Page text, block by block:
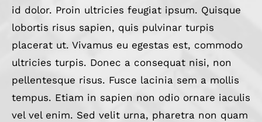
id dolor. Proin ultricies feugiat ipsum. Quisque
lobortis risus sapien, quis pulvinar turpis
placerat ut. Vivamus eu egestas est, commodo
ultricies turpis. Donec a consequat nisi, non
pellentesque risus. Fusce lacinia sem a mollis
tempus. Etiam in sapien non odio ornare iaculis
vel vel enim. Sed velit urna, pharetra non quam